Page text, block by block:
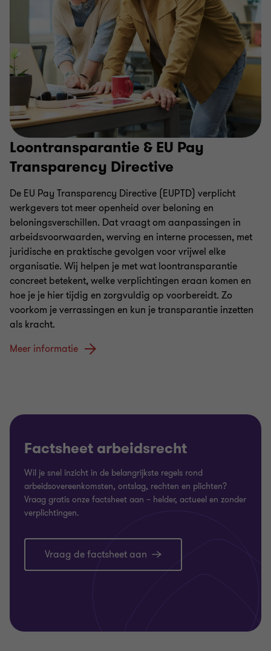
Loontransparantie & EU Pay
Transparency Directive
De EU Pay Transparency Directive (EUPTD) verplicht
werkgevers tot meer openheid over beloning en
beloningsverschillen. Dat vraagt om aanpassingen in
arbeidsvoorwaarden, werving en interne processen, met
juridische en praktische gevolgen voor vrijwel elke
organisatie. Wij helpen je met wat loontransparantie
concreet betekent, welke verplichtingen eraan komen en
hoe je je hier tijdig en zorgvuldig op voorbereidt. Zo
voorkom je verrassingen en kun je transparantie inzetten
als kracht.
Meer informatie
Factsheet arbeidsrecht
Wil je snel inzicht in de belangrijkste regels rond
arbeidsovereenkomsten, ontslag, rechten en plichten?
Vraag gratis onze factsheet aan – helder, actueel en zonder
verplichtingen.
Vraag de factsheet aan